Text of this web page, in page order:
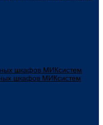
шкафов МИКсистем
шкафов МИКсистем